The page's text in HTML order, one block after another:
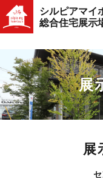
シルピアマイ
総合住宅展示
展
展
セ